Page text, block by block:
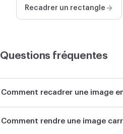
Recadrer un rectangle
Questions fréquentes
Comment recadrer une image
Comment rendre une image